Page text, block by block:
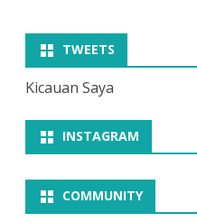
TWEETS
Kicauan Saya
INSTAGRAM
COMMUNITY